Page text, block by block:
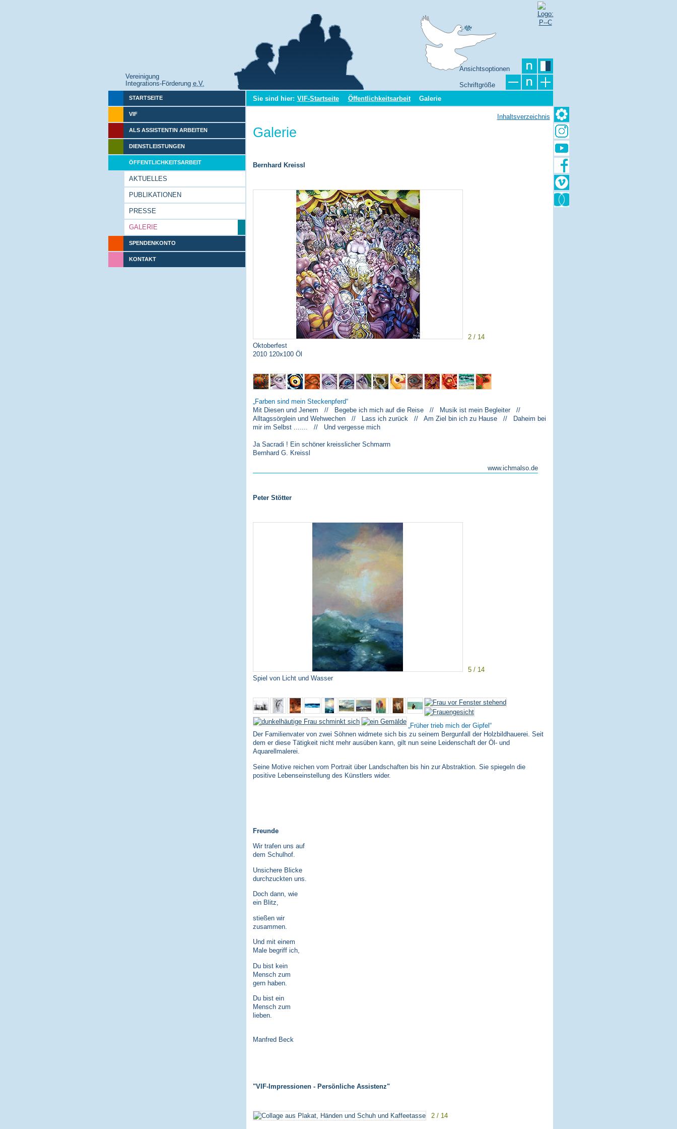
Vereinigung
Integrations-Förderung e.V.
Ansichtsoptionen
Schriftgröße
STARTSEITE
VIF
ALS ASSISTENTIN ARBEITEN
DIENSTLEISTUNGEN
ÖFFENTLICHKEITSARBEIT
AKTUELLES
PUBLIKATIONEN
PRESSE
GALERIE
SPENDENKONTO
KONTAKT
Sie sind hier: VIF-Startseite Öffentlichkeitsarbeit Galerie
Inhaltsverzeichnis
Galerie
Bernhard Kreissl
2 / 14
Oktoberfest
2010 120x100 Öl
Farben sind mein Steckenpferd
Mit Diesen und Jenem // Begebe ich mich auf die Reise // Musik ist mein Begleiter //
Alltagssörglein und Wehwechen // Lass ich zurück // Am Ziel bin ich zu Hause // Daheim bei
mir im Selbst ....... // Und vergesse mich
Ja Sacradi ! Ein schöner kreisslicher Schmarrn
Bernhard G. Kreissl
www.ichmalso.de
Peter Stötter
5 / 14
Spiel von Licht und Wasser
Früher trieb mich der Gipfel
Der Familienvater von zwei Söhnen widmete sich bis zu seinem Bergunfall der Holzbildhauerei. Seit
dem er diese Tätigkeit nicht mehr ausüben kann, gilt nun seine Leidenschaft der Öl- und
Aquarellmalerei.
Seine Motive reichen vom Portrait über Landschaften bis hin zur Abstraktion. Sie spiegeln die
positive Lebenseinstellung des Künstlers wider.
Freunde
Wir trafen uns auf
dem Schulhof.
Unsichere Blicke
durchzuckten uns.
Doch dann, wie
ein Blitz,
stießen wir
zusammen.
Und mit einem
Male begriff ich,
Du bist kein
Mensch zum
gern haben.
Du bist ein
Mensch zum
lieben.
Manfred Beck
"VIF-Impressionen - Persönliche Assistenz"
2 / 14